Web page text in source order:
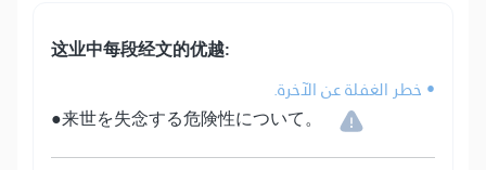
这业中每段经文的优越:
• خطر الغفلة عن الآخرة.
●来世を失念する危険性について。